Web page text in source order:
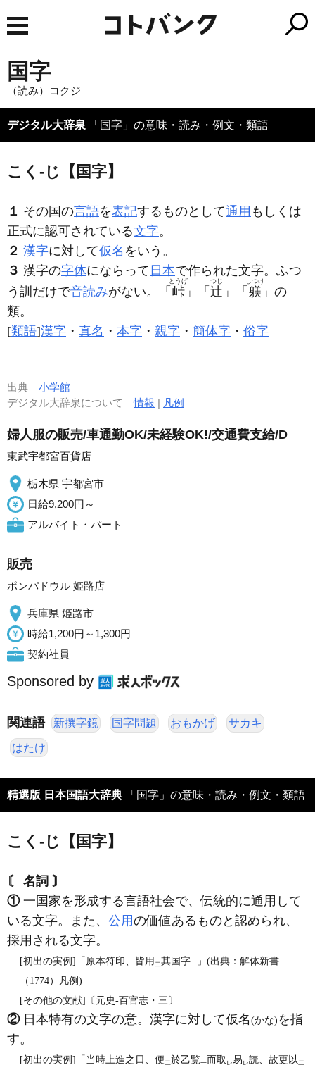
国字
（読み）コクジ
デジタル大辞泉 「国字」の意味・読み・例文・類語
こく‐じ【国字】
１ その国の言語を表記するものとして通用 もしくは
正式に認可されている文字。
２ 漢字に対して仮名 をいう。
３ 漢字の字体にならって 日本で作られた文字。ふつ
う訓だけで音読みがない。「 峠
とうげ
」「 辻
つじ
」「 躾
しつけ
」の
類。
[類語]漢字 ・ 真名 ・ 本字 ・ 親字 ・ 簡体字 ・ 俗字
出典 小学館
デジタル大辞泉について情報 | 凡例
婦人服の販売/車通勤OK/未経験OK!/交通費支給/D
東武宇都宮百貨店
栃木県 宇都宮市
日給9,200円～
アルバイト・パート
販売
ポンパドウル 姫路店
兵庫県 姫路市
時給1,200円～1,300円
契約社員
Sponsored by
関連語 新撰字鏡 国字問題 おもかげ サカキ
はたけ
精選版 日本国語大辞典 「国字」の意味・読み・例文・類語
こく‐じ【国字】
〘 名詞 〙
①一国家を形成する言語社会で、伝統的に通用して
いる文字。また、 公用の価値あるものと認められ、
採用される文字。
[初出の実例]「原本符印、皆用 二其国字一 」(出典：解体新書
（1774）凡例)
[その他の文献]〔元史‐百官志・三〕
②日本特有の文字の意。漢字に対して仮名(かな)を指
す。
[初出の実例]「当時上進之日、便二於乙覧一而取 レ易 レ読、故更以 二